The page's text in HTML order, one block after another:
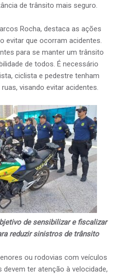
de trânsito mais seguro.
Rocha, destaca as ações
evitar que ocorram acidentes.
para se manter um trânsito
de todos. É necessário
ciclista e pedestre tenham
visando evitar acidentes.
de sensibilizar e fiscalizar
reduzir sinistros de trânsito
ou rodovias com veículos
ter atenção à velocidade,